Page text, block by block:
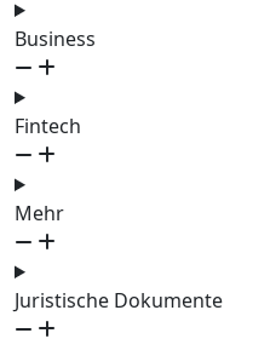
Business
Fintech
Mehr
Juristische Dokumente